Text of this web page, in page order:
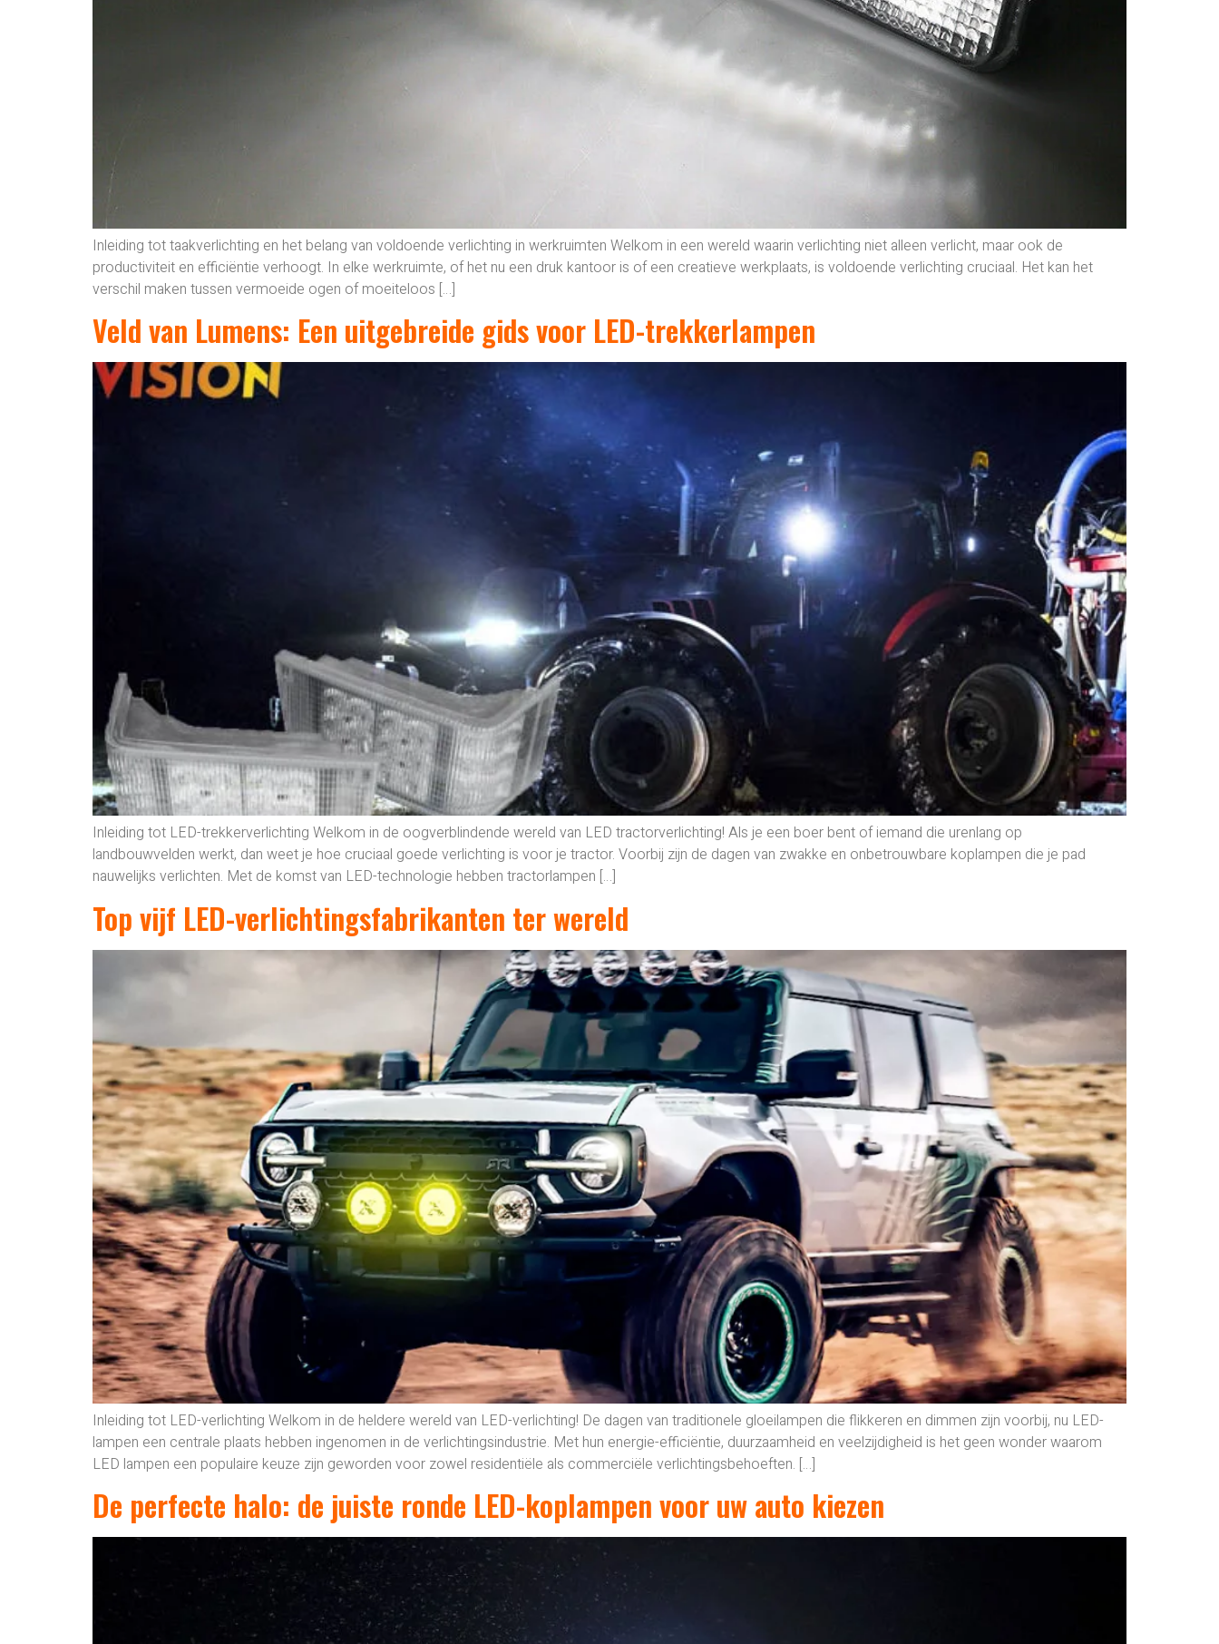
Inleiding tot taakverlichting en het belang van voldoende verlichting in werkruimten Welkom in een wereld waarin verlichting niet alleen verlicht, maar ook de
productiviteit en efficiëntie verhoogt. In elke werkruimte, of het nu een druk kantoor is of een creatieve werkplaats, is voldoende verlichting cruciaal. Het kan het
verschil maken tussen vermoeide ogen of moeiteloos […]
Veld van Lumens: Een uitgebreide gids voor LED-trekkerlampen
Inleiding tot LED-trekkerverlichting Welkom in de oogverblindende wereld van LED tractorverlichting! Als je een boer bent of iemand die urenlang op
landbouwvelden werkt, dan weet je hoe cruciaal goede verlichting is voor je tractor. Voorbij zijn de dagen van zwakke en onbetrouwbare koplampen die je pad
nauwelijks verlichten. Met de komst van LED-technologie hebben tractorlampen […]
Top vijf LED-verlichtingsfabrikanten ter wereld
Inleiding tot LED-verlichting Welkom in de heldere wereld van LED-verlichting! De dagen van traditionele gloeilampen die flikkeren en dimmen zijn voorbij, nu LED-
lampen een centrale plaats hebben ingenomen in de verlichtingsindustrie. Met hun energie-efficiëntie, duurzaamheid en veelzijdigheid is het geen wonder waarom
LED lampen een populaire keuze zijn geworden voor zowel residentiële als commerciële verlichtingsbehoeften. […]
De perfecte halo: de juiste ronde LED-koplampen voor uw auto kiezen